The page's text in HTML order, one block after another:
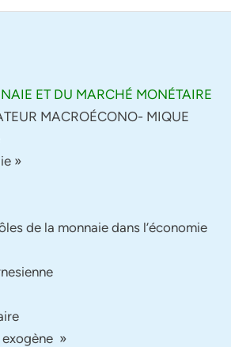
ET DU MARCHÉ MONÉTAIRE
MACROÉCONO- MIQUE
»
de la monnaie dans l’économie
exogène »